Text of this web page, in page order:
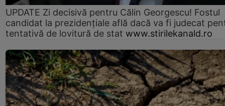
UPDATE Zi decisivă pentru Călin Georgescu! Fostul
candidat la prezidențiale află dacă va fi judecat
tentativă de lovitură de stat www.stirilekanald.ro